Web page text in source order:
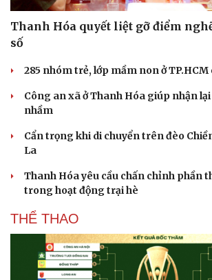
Thanh Hóa quyết liệt gỡ điểm
số
285 nhóm trẻ, lớp mầm non ở
Công an xã ở Thanh Hóa giúp nhận
nhầm
Cẩn trọng khi di chuyển trên đèo
La
Thanh Hóa yêu cầu chấn chỉnh phần
trong hoạt động trại hè
THỂ THAO